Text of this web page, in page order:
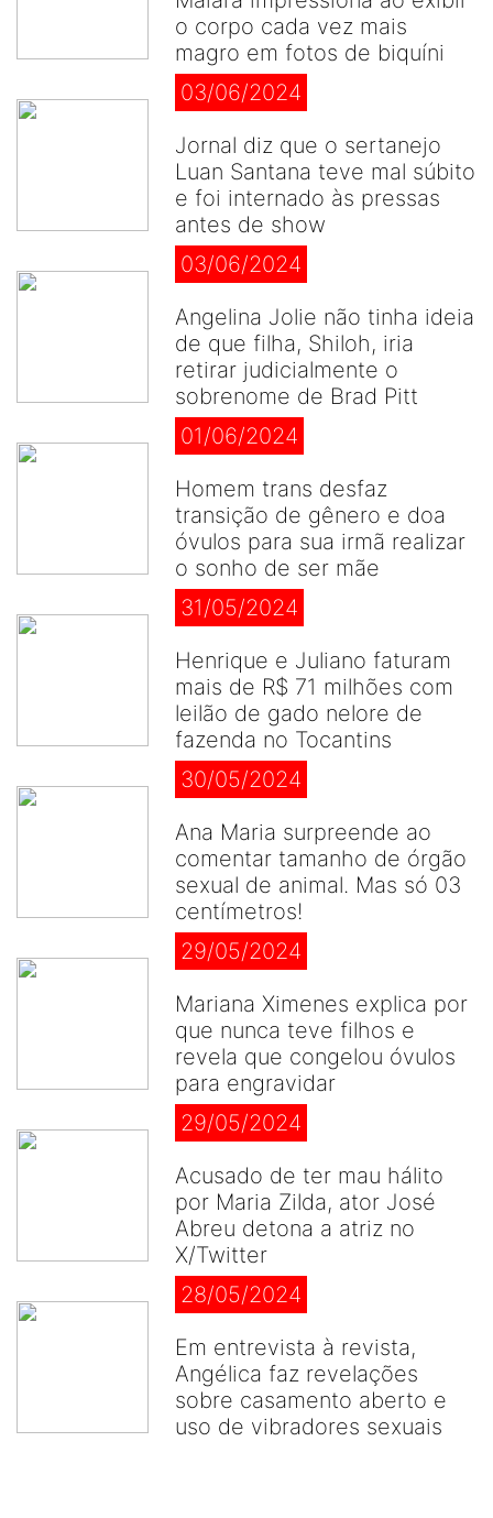
o corpo cada vez mais
magro em fotos de biquíni
03/06/2024
Jornal diz que o sertanejo
Luan Santana teve mal súbito
e foi internado às pressas
antes de show
03/06/2024
Angelina Jolie não tinha ideia
de que filha, Shiloh, iria
retirar judicialmente o
sobrenome de Brad Pitt
01/06/2024
Homem trans desfaz
transição de gênero e doa
óvulos para sua irmã realizar
o sonho de ser mãe
31/05/2024
Henrique e Juliano faturam
mais de R$ 71 milhões com
leilão de gado nelore de
fazenda no Tocantins
30/05/2024
Ana Maria surpreende ao
comentar tamanho de órgão
sexual de animal. Mas só 03
centímetros!
29/05/2024
Mariana Ximenes explica por
que nunca teve filhos e
revela que congelou óvulos
para engravidar
29/05/2024
Acusado de ter mau hálito
por Maria Zilda, ator José
Abreu detona a atriz no
X/Twitter
28/05/2024
Em entrevista à revista,
Angélica faz revelações
sobre casamento aberto e
uso de vibradores sexuais